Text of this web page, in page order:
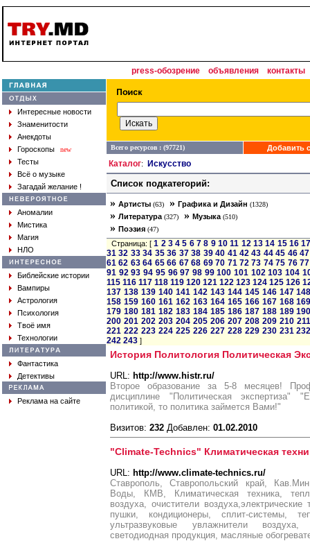
press-обозрение объявления контакты
Интересные новости
Знаменитости
Анекдоты
Гороскопы
new
Тесты
Всё о музыке
Загадай желание !
Аномалии
Мистика
Магия
НЛО
Библейские истории
Вампиры
Астрология
Психология
Твоё имя
Технологии
Фантастика
Детективы
Реклама на сайте
Всего ресурсов : (97721) Добавить
Каталог: Искусство
Список подкатегорий:
» Артисты (63) » Графика и Дизайн (1328)
» Литература (327) » Музыка (510)
» Поэзия (47)
Страница: [1 2 3 4 5 6 7 8 9 10 11 12 13 14 15 16
31 32 33 34 35 36 37 38 39 40 41 42 43 44 45 46 47
61 62 63 64 65 66 67 68 69 70 71 72 73 74 75 76 77
91 92 93 94 95 96 97 98 99 100 101 102 103 104
115 116 117 118 119 120 121 122 123 124 125 126
137 138 139 140 141 142 143 144 145 146 147
158 159 160 161 162 163 164 165 166 167 168
179 180 181 182 183 184 185 186 187 188 189
200 201 202 203 204 205 206 207 208 209 210 211
221 222 223 224 225 226 227 228 229 230 231
242 243 ]
История Политология Политическая
URL: http://www.histr.ru/
Второе образование за 5-8 месяцев!
дисциплине "Политическая
политикой, то политика займется Вами!"
Визитов: 232 Добавлен: 01.02.2010
"Climate-Technics" Климатическая
URL: http://www.climate-technics.ru/
Ставрополь, Ставропольский край,
Воды, КМВ, Климатическая техника,
воздуха, очистители
пушки, кондиционеры, сплит-системы,
ультразвуковые увлажнители воздуха,
светодиодная продукция, масляные